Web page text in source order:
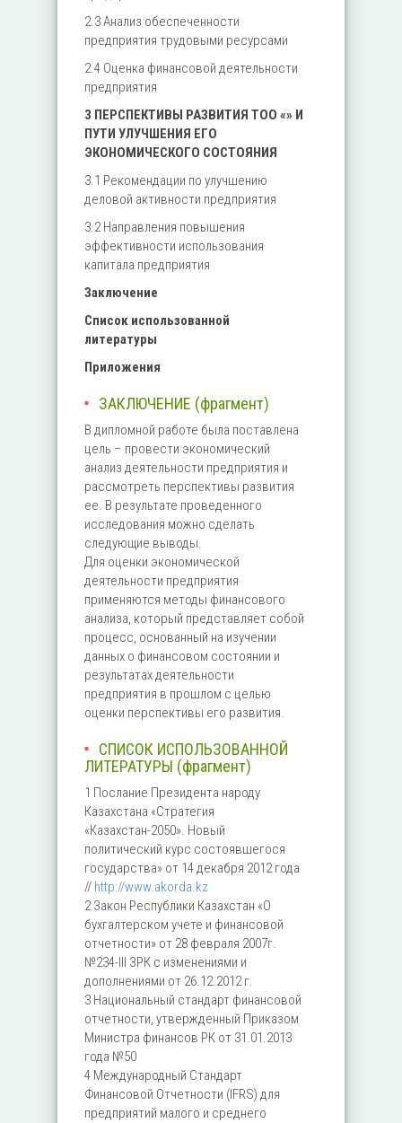
2.3 Анализ обеспеченности
предприятия трудовыми ресурсами
2.4 Оценка финансовой деятельности
предприятия
3 ПЕРСПЕКТИВЫ РАЗВИТИЯ ТОО «» И
ПУТИ УЛУЧШЕНИЯ ЕГО
ЭКОНОМИЧЕСКОГО СОСТОЯНИЯ
3.1 Рекомендации по улучшению
деловой активности предприятия
3.2 Направления повышения
эффективности использования
капитала предприятия
Заключение
Список использованной
литературы
Приложения
ЗАКЛЮЧЕНИЕ (фрагмент)
В дипломной работе была поставлена
цель – провести экономический
анализ деятельности предприятия и
рассмотреть перспективы развития
ее. В результате проведенного
исследования можно сделать
следующие выводы.
Для оценки экономической
деятельности предприятия
применяются методы финансового
анализа, который представляет собой
процесс, основанный на изучении
данных о финансовом состоянии и
результатах деятельности
предприятия в прошлом с целью
оценки перспективы его развития.
СПИСОК ИСПОЛЬЗОВАННОЙ
ЛИТЕРАТУРЫ (фрагмент)
1 Послание Президента народу
Казахстана «Стратегия
«Казахстан-2050». Новый
политический курс состоявшегося
государства» от 14 декабря 2012 года
// http://www.akorda.kz
2 Закон Республики Казахстан «О
бухгалтерском учете и финансовой
отчетности» от 28 февраля 2007г.
№234-III ЗРК с изменениями и
дополнениями от 26.12.2012 г.
3 Национальный стандарт финансовой
отчетности, утвержденный Приказом
Министра финансов РК от 31.01.2013
года №50
4 Международный Стандарт
Финансовой Отчетности (IFRS) для
предприятий малого и среднего